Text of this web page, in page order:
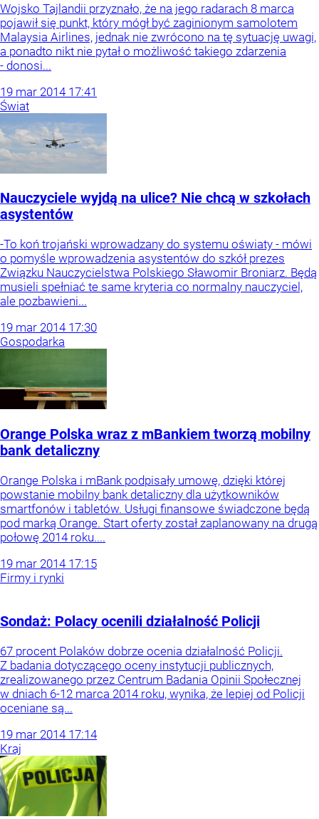
Wojsko Tajlandii przyznało, że na jego radarach 8 marca
pojawił się punkt, który mógł być zaginionym samolotem
Malaysia Airlines, jednak nie zwrócono na tę sytuację uwagi,
a ponadto nikt nie pytał o możliwość takiego zdarzenia
- donosi...
19 mar 2014 17:41
Świat
Nauczyciele wyjdą na ulice? Nie chcą w szkołach
asystentów
-To koń trojański wprowadzany do systemu oświaty - mówi
o pomyśle wprowadzenia asystentów do szkół prezes
Związku Nauczycielstwa Polskiego Sławomir Broniarz. Będą
musieli spełniać te same kryteria co normalny nauczyciel,
ale pozbawieni...
19 mar 2014 17:30
Gospodarka
Orange Polska wraz z mBankiem tworzą mobilny
bank detaliczny
Orange Polska i mBank podpisały umowę, dzięki której
powstanie mobilny bank detaliczny dla użytkowników
smartfonów i tabletów. Usługi finansowe świadczone będą
pod marką Orange. Start oferty został zaplanowany na drugą
połowę 2014 roku....
19 mar 2014 17:15
Firmy i rynki
Sondaż: Polacy ocenili działalność Policji
67 procent Polaków dobrze ocenia działalność Policji.
Z badania dotyczącego oceny instytucji publicznych,
zrealizowanego przez Centrum Badania Opinii Społecznej
w dniach 6-12 marca 2014 roku, wynika, że lepiej od Policji
oceniane są...
19 mar 2014 17:14
Kraj